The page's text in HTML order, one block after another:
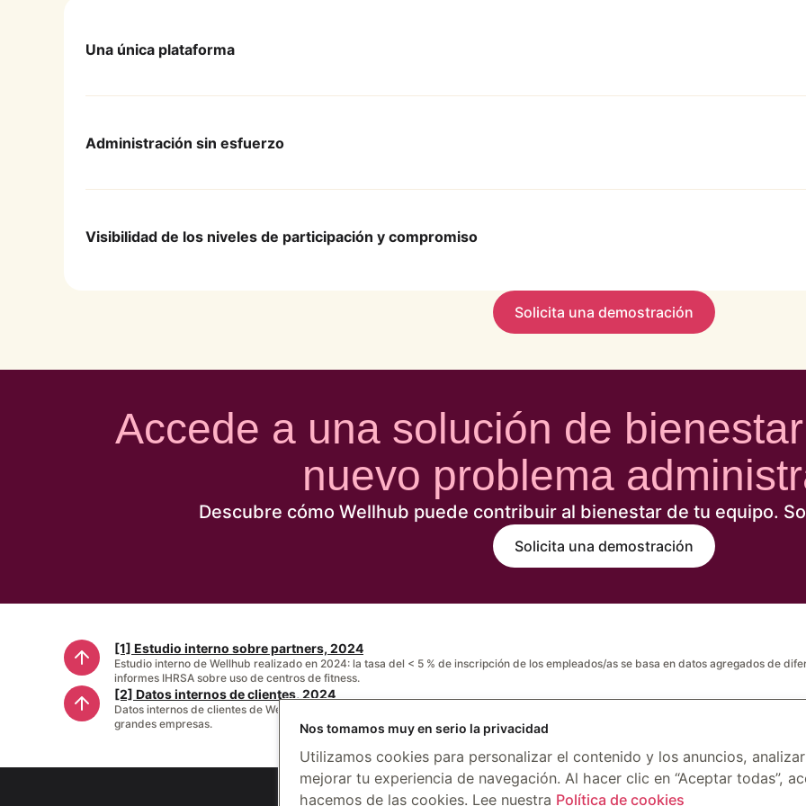
Una única plataforma
Disfrute de una gestión de programas sin complicaciones en un solo lugar: no más proveedores ni
Administración sin esfuerzo
Utilice enlaces sencillos para hacer clic y invitar para una incorporación rápida y recursos listos para
Visibilidad de los niveles de participación y compromiso
Solicita una demostración
Accede a una solución de
nuevo problema
Descubre cómo Wellhub puede contribuir al bienestar de tu equipo.
Solicita una demostración
[1] Estudio interno sobre partners, 2024
Estudio interno de Wellhub realizado en 2024: la tasa del < 5 % de inscripción de los empleados/as se basa en datos agregados de
informes IHRSA sobre uso de centros de fitness.
[2] Datos internos de clientes, 2024
Datos internos de clientes de Wellhub: tasa de inscripción de todos los clientes teniendo en cuenta el promedio de las cohortes
grandes empresas.
Nos tomamos muy en serio la privacidad
Utilizamos cookies para personalizar el contenido y los anuncios,
mejorar tu experiencia de navegación. Al hacer clic en “Aceptar todas”,
hacemos de las cookies. Lee nuestra Política de cookies